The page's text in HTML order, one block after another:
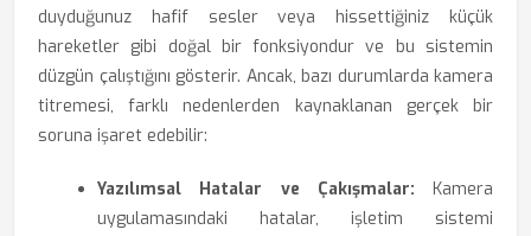
duyduğunuz hafif sesler veya hissettiğiniz küçük
hareketler gibi doğal bir fonksiyondur ve bu sistemin
düzgün çalıştığını gösterir. Ancak, bazı durumlarda kamera
titremesi, farklı nedenlerden kaynaklanan gerçek bir
soruna işaret edebilir:
Yazılımsal Hatalar ve Çakışmalar: Kamera
uygulamasındaki hatalar, işletim sistemi